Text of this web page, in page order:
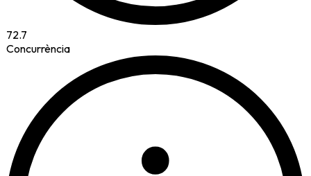
72.7
Concurrència